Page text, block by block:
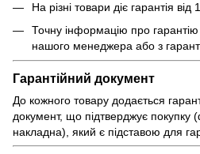
На різні товари діє гарантія від
Точну інформацію про
нашого менеджера або з
Гарантійний документ
До кожного товару додається
документ, що підтверджує покупку
накладна), який є підставою для